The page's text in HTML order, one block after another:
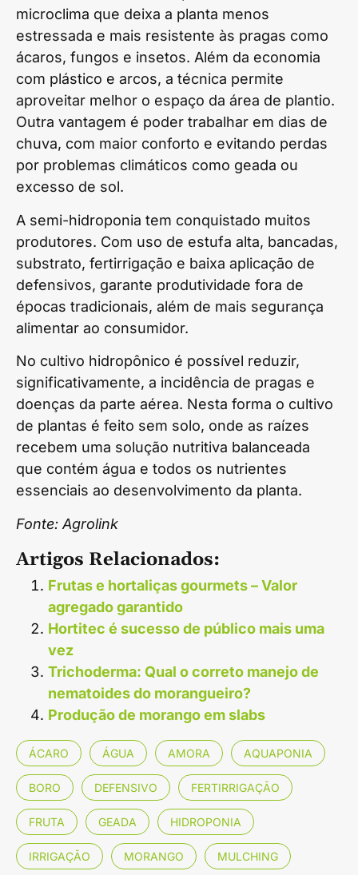
microclima que deixa a planta menos
estressada e mais resistente às pragas como
ácaros, fungos e insetos. Além da economia
com plástico e arcos, a técnica permite
aproveitar melhor o espaço da área de plantio.
Outra vantagem é poder trabalhar em dias de
chuva, com maior conforto e evitando perdas
por problemas climáticos como geada ou
excesso de sol.
A semi-hidroponia tem conquistado muitos
produtores. Com uso de estufa alta, bancadas,
substrato, fertirrigação e baixa aplicação de
defensivos, garante produtividade fora de
épocas tradicionais, além de mais segurança
alimentar ao consumidor.
No cultivo hidropônico é possível reduzir,
significativamente, a incidência de pragas e
doenças da parte aérea. Nesta forma o cultivo
de plantas é feito sem solo, onde as raízes
recebem uma solução nutritiva balanceada
que contém água e todos os nutrientes
essenciais ao desenvolvimento da planta.
Fonte: Agrolink
Artigos Relacionados:
Frutas e hortaliças gourmets – Valor
agregado garantido
Hortitec é sucesso de público mais uma
vez
Trichoderma: Qual o correto manejo de
nematoides do morangueiro?
Produção de morango em slabs
ÁCARO ÁGUA AMORA AQUAPONIA
BORO DEFENSIVO FERTIRRIGAÇÃO
FRUTA GEADA HIDROPONIA
IRRIGAÇÃO MORANGO MULCHING